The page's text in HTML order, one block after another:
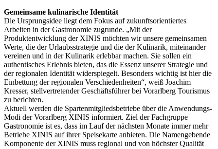
Gemeinsame kulinarische Identität
Die Ursprungsidee liegt dem Fokus auf zukunftsorientiertes
Arbeiten in der Gastronomie zugrunde. „Mit der
Produktentwicklung der XINIS möchten wir unsere gemeinsamen
Werte, die der Urlaubsstrategie und die der Kulinarik, miteinander
vereinen und in der Kulinarik erlebbar machen. Sie sollen ein
authentisches Erlebnis bieten, das die Essenz unserer Strategie und
der regionalen Identität widerspiegelt. Besonders wichtig ist hier die
Einbettung der regionalen Verschiedenheiten“, weiß Joachim
Kresser, stellvertretender Geschäftsführer bei Vorarlberg Tourismus
zu berichten.
Aktuell werden die Spartenmitgliedsbetriebe über die Anwendungs-
Modi der Vorarlberg XINIS informiert. Ziel der Fachgruppe
Gastronomie ist es, dass im Lauf der nächsten Monate immer mehr
Betriebe XINIS auf ihrer Speisekarte anbieten. Die Namengebende
Komponente der XINIS muss regional und von höchster Qualität